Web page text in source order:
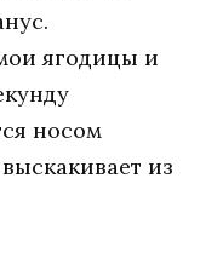
ягодицы и
носом
из